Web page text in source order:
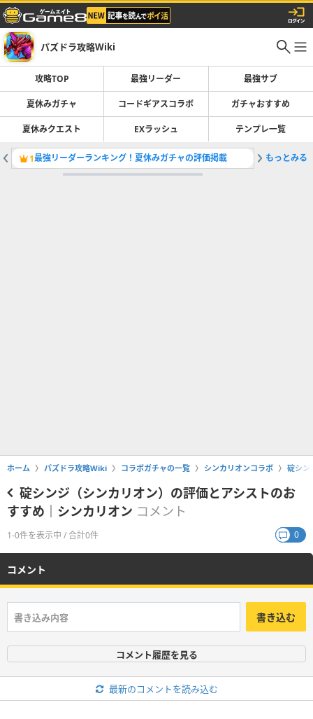
パズドラ攻略Wiki
攻略TOP 最強リーダー 最強サブ
夏休みガチャ コードギアスコラボ ガチャおすすめ
夏休みクエスト EXラッシュ テンプレ一覧
1最強リーダーランキング！夏休みガチャの評価掲載 2夏休み
もっとみる
ホーム パズドラ攻略Wiki コラボガチャの一覧 シンカリオンコラボ 碇シン
碇シンジ（シンカリオン）の評価とアシストのお
すすめ｜シンカリオン コメント
1-0件を表示中 / 合計0件 0
コメント
書き込む
コメント履歴を見る
最新のコメントを読み込む